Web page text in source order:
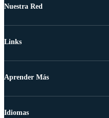
Nuestra Red
Links
Aprender Más
Idiomas